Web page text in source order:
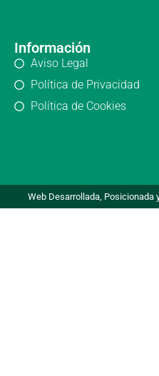
Información
Aviso Legal
Política de Privacidad
Política de Cookies
Web Desarrollada, Posicionada